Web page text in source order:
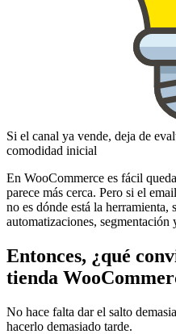
Si el canal ya vende, deja de
comodidad inicial
En WooCommerce es fácil
parece más cerca. Pero si el
no es dónde está la herramienta,
automatizaciones, segmentación
Entonces, ¿qué
tienda
No hace falta dar el salto
hacerlo demasiado tarde.